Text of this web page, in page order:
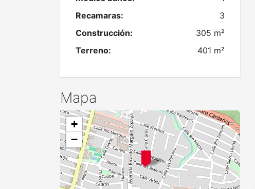
Recamaras:
3
Construcción:
305 m²
Terreno:
401 m²
Mapa
+
−